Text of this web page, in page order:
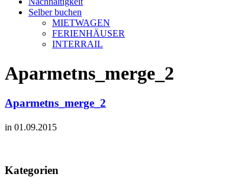
Selber buchen
MIETWAGEN
FERIENHÄUSER
INTERRAIL
Aparmetns_merge_2
Aparmetns_merge_2
in 01.09.2015
Kategorien